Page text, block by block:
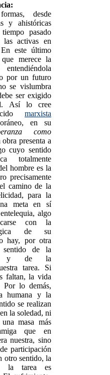
desde
y ahistóricas
pasado
las activas en
este último
merece la
por un futuro
se vislumbra
ser exigido
Así lo cree
marxista
en su
como
obra presenta a
cuyo sentido
totalmente
hombre es la
precisamente
camino de la
para la
meta en sí
algo
con la
de su
hay, por otra
sentido de la
y de la
tarea. Si
faltan, la vida
Por lo demás,
humana y la
se realizan
la soledad, ni
masa más
que en
nuestra, sino
participación
otro sentido, la
la tarea es